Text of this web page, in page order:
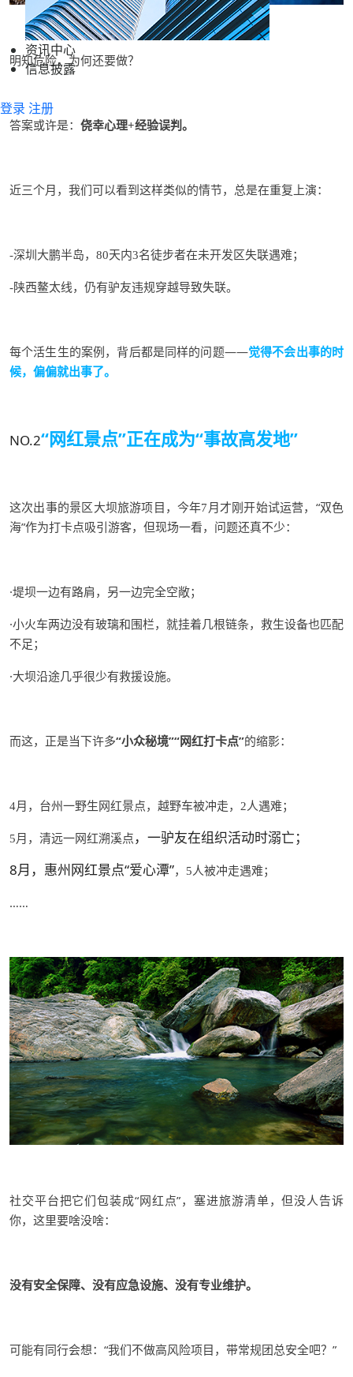
资讯中心
信息披露
登录 注册
明知危险，为何还要做？
答案或许是： 侥幸心理+经验误判。
近三个月，我们可以看到这样类似的情节， 总是在重复上演：
-深圳大鹏半岛， 80天内3名徒步者在未开发区失联遇难；
-陕西鳌太线， 仍有驴友违规穿越导致失联。
每个活生生的案例，背后都是同样的问题——觉得不会出事的时
候，偏偏就出事了。
NO.2“网红景点”正在成为“事故高发地”
这次出事的景区大坝旅游项目 ，今年7 月才刚开始试运营， “双色
海”作为打卡点吸引游客，但现场一看，问题还真不少：
·堤坝一边有路肩，另一边完全空敞；
·小火车两边没有玻璃和围栏，就挂着几根链条，救生设备也匹配
不足；
·大坝沿途几乎很少有救援设施。
而这，正是当下许多“小众秘境”“网红打卡点”的缩影：
4月，台州一野生网红景点，越野车被冲走， 2人遇难；
5月，清远一网红溯溪点 ，一驴友在组织活动时溺亡；
8月，惠州网红景点“爱心潭”， 5人被冲走遇难；
……
社交平台把它们包装成“网红点”，塞进旅游清单，但没人告诉
你，这里要啥没啥：
没有安全保障、没有应急设施、没有专业维护。
可能有同行会想： “我们不做高风险项目，带常规团总安全吧？”